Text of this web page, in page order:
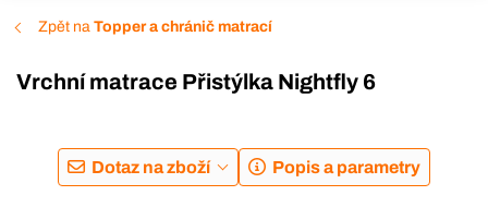
Zpět na Topper a chránič matrací
Vrchní matrace Přistýlka Nightfly 6
Dotaz na zboží Popis a parametry